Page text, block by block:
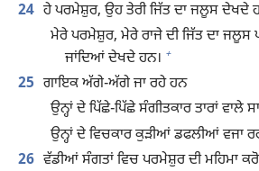
24 ਹੇ ਪਰਮੇਸ਼ੁਰ, ਉਹ ਤੇਰੀ ਜਿੱਤ ਦਾ ਜਲੂਸ ਦੇਖਦੇ
ਮੇਰੇ ਪਰਮੇਸ਼ੁਰ, ਮੇਰੇ ਰਾਜੇ ਦੀ ਜਿੱਤ ਦਾ ਜਲੂਸ
ਜਾਂਦਿਆਂ ਦੇਖਦੇ ਹਨ। +
25 ਗਾਇਕ ਅੱਗੇ-ਅੱਗੇ ਜਾ ਰਹੇ ਹਨ
ਉਨ੍ਹਾਂ ਦੇ ਪਿੱਛੇ-ਪਿੱਛੇ ਸੰਗੀਤਕਾਰ ਤਾਰਾਂ ਵਾਲੇ
ਉਨ੍ਹਾਂ ਦੇ ਵਿਚਕਾਰ ਕੁੜੀਆਂ ਡਫਲੀਆਂ ਵਜਾ
26 ਵੱਡੀਆਂ ਸੰਗਤਾਂ ਵਿਚ ਪਰਮੇਸ਼ੁਰ ਦੀ ਮਹਿਮਾ